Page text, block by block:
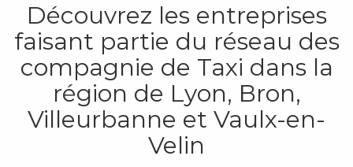
Découvrez les entreprises
faisant partie du réseau des
compagnie de Taxi dans la
région de Lyon, Bron,
Villeurbanne et Vaulx-en-
Velin